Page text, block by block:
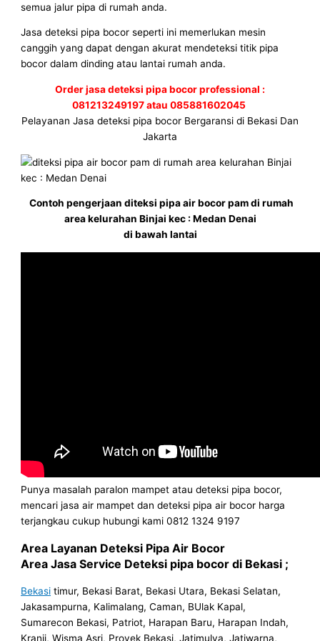
semua jalur pipa di rumah anda.
Jasa deteksi pipa bocor seperti ini memerlukan mesin
canggih yang dapat dengan akurat mendeteksi titik pipa
bocor dalam dinding atau lantai rumah anda.
Order jasa deteksi pipa bocor professional :
081213249197 atau 085881602045
Pelayanan Jasa deteksi pipa bocor Bergaransi di Bekasi Dan
Jakarta
Contoh pengerjaan diteksi pipa air bocor pam di rumah
area kelurahan Binjai kec : Medan Denai
di bawah lantai
Punya masalah paralon mampet atau deteksi pipa bocor,
mencari jasa air mampet dan deteksi pipa air bocor harga
terjangkau cukup hubungi kami 0812 1324 9197
Area Layanan Deteksi Pipa Air Bocor
Area Jasa Service Deteksi pipa bocor di Bekasi ;
Bekasi timur, Bekasi Barat, Bekasi Utara, Bekasi Selatan,
Jakasampurna, Kalimalang, Caman, BUlak Kapal,
Sumarecon Bekasi, Patriot, Harapan Baru, Harapan Indah,
Kranji, Wisma Asri, Proyek Bekasi, Jatimulya, Jatiwarna,